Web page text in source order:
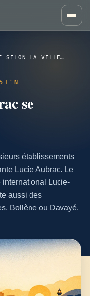
LE LYCÉE LUCIE AUBRAC SE CHOISIT SELON LA VILLE RECHERCHÉE
se
établissements
Lucie Aubrac. Le
international Lucie-
aussi des
Bollène ou Davayé.